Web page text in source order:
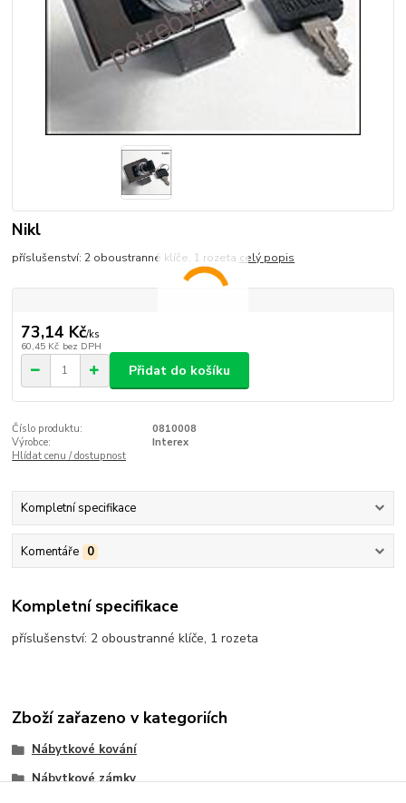
Nikl
příslušenství: 2 oboustranné klíče, 1 rozeta celý popis
73,14 Kč/ks
60,45 Kč bez DPH
Přidat do košíku
Číslo produktu:
0810008
Výrobce:
Interex
Hlídat cenu / dostupnost
Kompletní specifikace
Komentáře 0
Kompletní specifikace
příslušenství: 2 oboustranné klíče, 1 rozeta
Zboží zařazeno v kategoriích
Nábytkové kování
Nábytkové zámky